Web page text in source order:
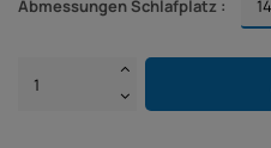
Abmessungen Schlafplatz :